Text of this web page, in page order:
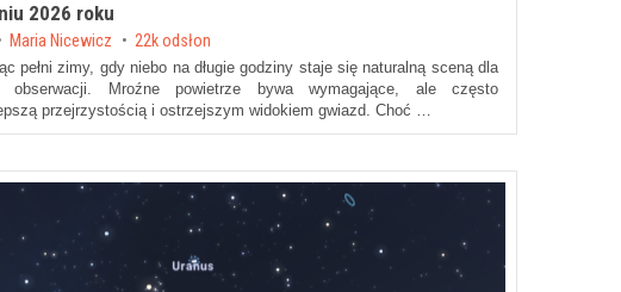
2026 roku
Maria Nicewicz 22k odsłon
pełni zimy, gdy niebo na długie godziny staje się naturalną sceną dla
obserwacji. Mroźne powietrze bywa wymagające, ale często
przejrzystością i ostrzejszym widokiem gwiazd. Choć …